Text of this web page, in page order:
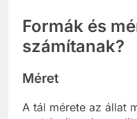
Formák és
számítanak?
Méret
A tál mérete az állat